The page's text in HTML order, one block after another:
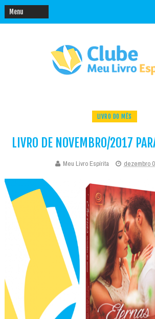
LIVRO DO MÊS
LIVRO DE NOVEMBRO/2017
Meu Livro Espírita dezembro